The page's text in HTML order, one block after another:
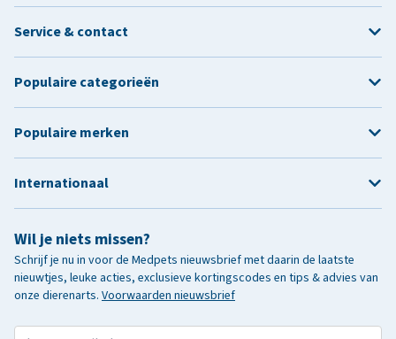
Wil je niets missen?
Schrijf je nu in voor de Medpets nieuwsbrief met daarin de laatste
nieuwtjes, leuke acties, exclusieve kortingscodes en tips & advies van
onze dierenarts. Voorwaarden nieuwsbrief
Service & contact
Populaire categorieën
Populaire merken
Internationaal